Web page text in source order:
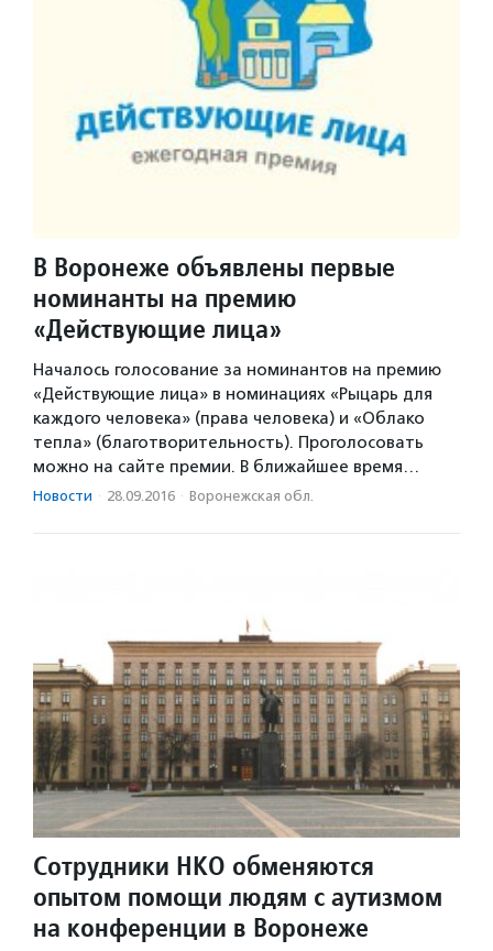
В Воронеже объявлены первые
номинанты на премию
«Действующие лица»
Началось голосование за номинантов на премию
«Действующие лица» в номинациях «Рыцарь для
каждого человека» (права человека) и «Облако
тепла» (благотворительность). Проголосовать
можно на сайте премии. В ближайшее время…
Новости · 28.09.2016 · Воронежская обл.
Сотрудники НКО обменяются
опытом помощи людям с аутизмом
на конференции в Воронеже